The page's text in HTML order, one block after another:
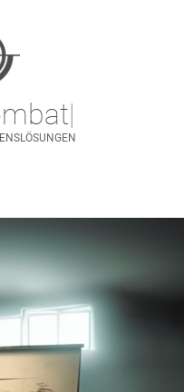
|